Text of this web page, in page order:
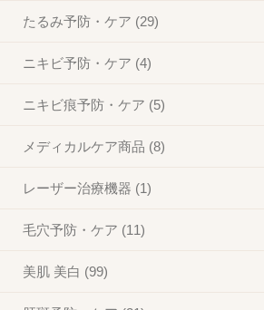
たるみ予防・ケア (29)
ニキビ予防・ケア (4)
ニキビ痕予防・ケア (5)
メディカルケア商品 (8)
レーザー治療機器 (1)
毛穴予防・ケア (11)
美肌 美白 (99)